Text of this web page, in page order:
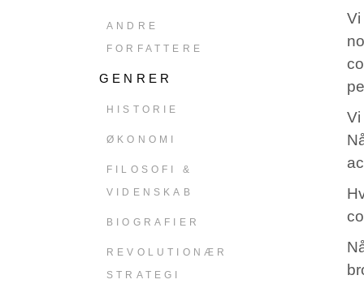
Vi
Vi
ANDRE
FORFATTERE
GENRER
HISTORIE
ØKONOMI
FILOSOFI &
VIDENSKAB
BIOGRAFIER
REVOLUTIONÆR
STRATEGI